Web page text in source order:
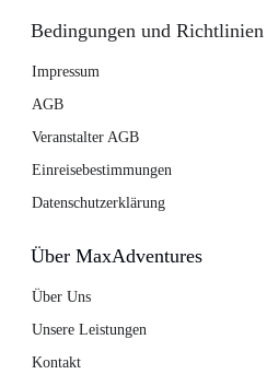
Bedingungen und Richtlinien
Impressum
AGB
Veranstalter AGB
Einreisebestimmungen
Datenschutzerklärung
Über MaxAdventures
Über Uns
Unsere Leistungen
Kontakt